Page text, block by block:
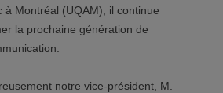
à Montréal (UQAM), il continue
la prochaine génération de
notre vice-président, M.